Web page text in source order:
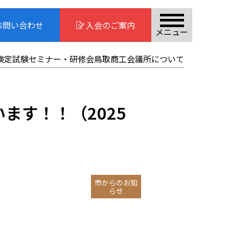
問い合わせ 入会のご案内
メニュー
定試験セミナー・研修会鳥取商工会議所について
す！！（2025
市からのお知
らせ